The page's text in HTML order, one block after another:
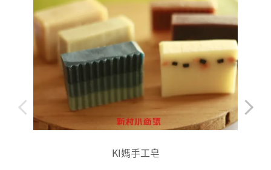
KI媽手工皂